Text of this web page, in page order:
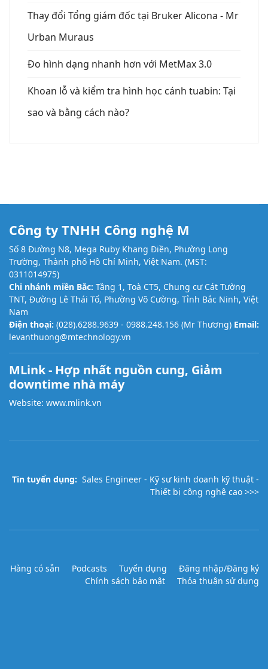
Thay đổi Tổng giám đốc tại Bruker Alicona - Mr
Urban Muraus
Đo hình dạng nhanh hơn với MetMax 3.0
Khoan lỗ và kiểm tra hình học cánh tuabin: Tại
sao và bằng cách nào?
Công ty TNHH Công nghệ M
Số 8 Đường N8, Mega Ruby Khang Điền, Phường Long
Trường, Thành phố Hồ Chí Minh, Việt Nam. (MST:
0311014975)
Chi nhánh miền Bắc: Tầng 1, Toà CT5, Chung cư Cát Tường
TNT, Đường Lê Thái Tổ, Phường Võ Cường, Tỉnh Bắc Ninh, Việt
Nam
Điện thoại: (028).6288.9639 - 0988.248.156 (Mr Thương) Email:
levanthuong@mtechnology.vn
MLink - Hợp nhất nguồn cung, Giảm
downtime nhà máy
Website: www.mlink.vn
Tin tuyển dụng: Sales Engineer - Kỹ sư kinh doanh kỹ thuật -
Thiết bị công nghệ cao >>>
Hàng có sẵn Podcasts Tuyển dụng
Đăng nhập/Đăng ký
Chính sách bảo mật
Thỏa thuận sử dụng